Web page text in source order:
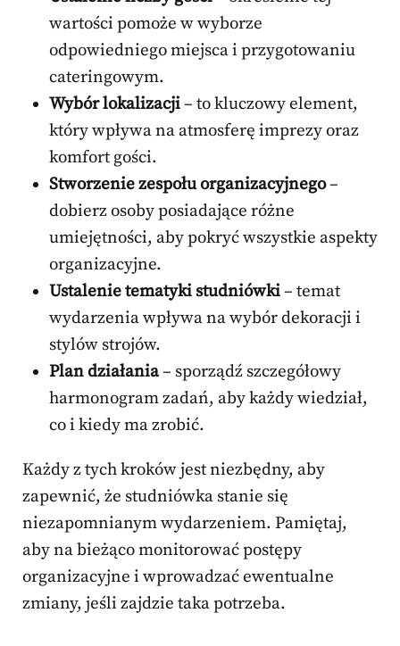
wartości pomoże w wyborze
odpowiedniego miejsca i przygotowaniu
cateringowym.
Wybór lokalizacji– to kluczowy element,
który wpływa na atmosferę imprezy oraz
komfort gości.
Stworzenie zespołu organizacyjnego–
dobierz osoby posiadające różne
umiejętności, aby pokryć wszystkie aspekty
organizacyjne.
Ustalenie tematyki studniówki– temat
wydarzenia wpływa na wybór dekoracji i
stylów strojów.
Plan działania– sporządź szczegółowy
harmonogram zadań, aby każdy wiedział,
co i kiedy ma zrobić.
Każdy z tych kroków jest niezbędny, aby
zapewnić, że studniówka stanie się
niezapomnianym wydarzeniem. Pamiętaj,
aby na bieżąco monitorować postępy
organizacyjne i wprowadzać ewentualne
zmiany, jeśli zajdzie taka potrzeba.